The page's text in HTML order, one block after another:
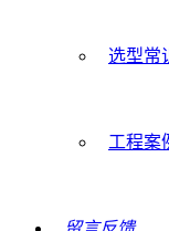
选型常
工程案